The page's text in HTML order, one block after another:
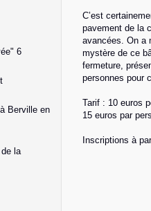
C’est
pavement de la
avancées. On a
mystère de ce
fermeture,
personnes pour
Tarif : 10 euros
15 euros par
Inscriptions à
6
Berville en
la